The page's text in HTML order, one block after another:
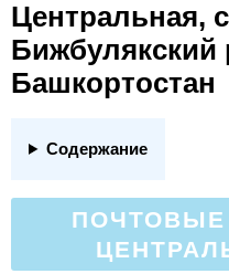
Центральная,
Бижбулякский
Башкортостан
Содержание